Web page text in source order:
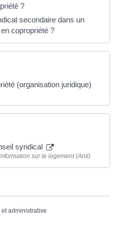
?
secondaire dans un
copropriété ?
(organisation juridique)
syndical
sur le logement (Anil)
administrative